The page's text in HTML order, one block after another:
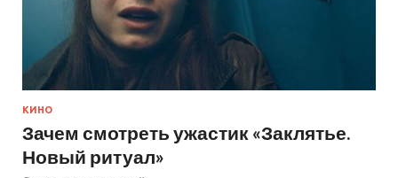
КИНО
Зачем смотреть ужастик «Заклятье.
Новый ритуал»